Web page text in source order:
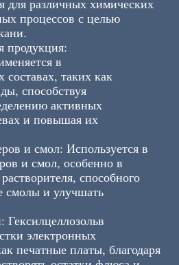
для различных химических
процессов с целью
продукция:
в
составах, таких как
способствуя
активных
и повышая их
и смол: Используется в
и смол, особенно в
способного
смолы и улучшать
Гексилцеллозольв
электронных
печатные платы, благодаря